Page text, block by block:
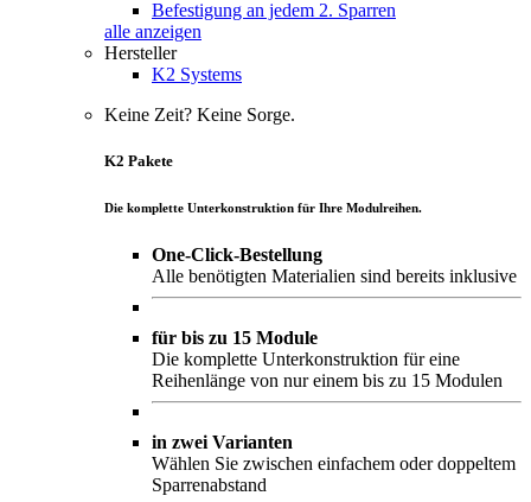
Befestigung an jedem 2. Sparren
alle anzeigen
Hersteller
K2 Systems
Keine Zeit? Keine Sorge.
K2 Pakete
Die komplette Unterkonstruktion für Ihre Modulreihen.
One-Click-Bestellung
Alle benötigten Materialien sind bereits inklusive
für bis zu 15 Module
Die komplette Unterkonstruktion für eine
Reihenlänge von nur einem bis zu 15 Modulen
in zwei Varianten
Wählen Sie zwischen einfachem oder doppeltem
Sparrenabstand